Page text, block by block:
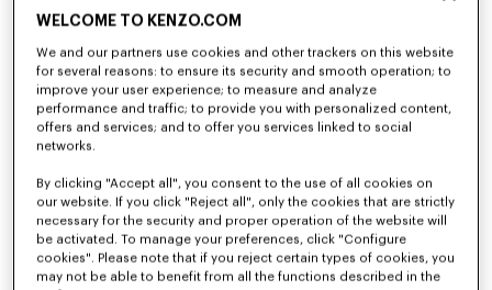
Cárdigan 'KENZO Varsity'
Mex$ 11,200.00
Top 'KENZO Varsity'
Mex$ 7,250.00
Novedad
WELCOME TO KENZO.COM
We and our partners use cookies and other trackers on this website
for several reasons: to ensure its security and smooth operation; to
improve your user experience; to measure and analyze
performance and traffic; to provide you with personalized content,
offers and services; and to offer you services linked to social
networks.
By clicking "Accept all", you consent to the use of all cookies on
our website. If you click "Reject all", only the cookies that are strictly
necessary for the security and proper operation of the website will
be activated. To manage your preferences, click "Configure
cookies". Please note that if you reject certain types of cookies, you
may not be able to benefit from all the functions described in the